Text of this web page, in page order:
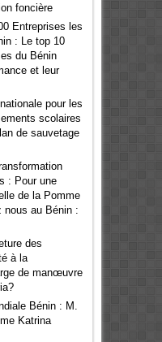
foncière
Entreprises les
: Le top 10
du Bénin
et leur
nationale pour les
scolaires
de sauvetage
: Pour une
de la Pomme
nous au Bénin :
des
à la
de manœuvre
Bénin : M.
Katrina